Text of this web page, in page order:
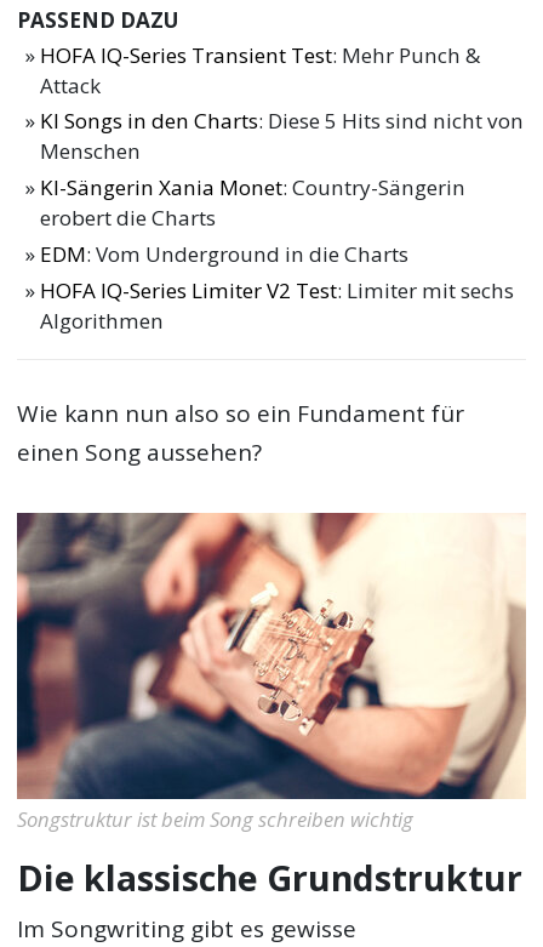
PASSEND DAZU
HOFA IQ-Series Transient Test: Mehr Punch &
Attack
KI Songs in den Charts: Diese 5 Hits sind nicht von
Menschen
KI-Sängerin Xania Monet: Country-Sängerin
erobert die Charts
EDM: Vom Underground in die Charts
HOFA IQ-Series Limiter V2 Test: Limiter mit sechs
Algorithmen
Wie kann nun also so ein Fundament für
einen Song aussehen?
Songstruktur ist beim Song schreiben wichtig
Die klassische Grundstruktur
Im Songwriting gibt es gewisse